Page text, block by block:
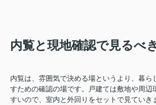
内覧と現地確認で見るべ
内覧は、雰囲気で決める場というより、暮ら
すための確認の場です。戸建ては敷地や周辺
すいので、室内と外回りをセットで見ていき